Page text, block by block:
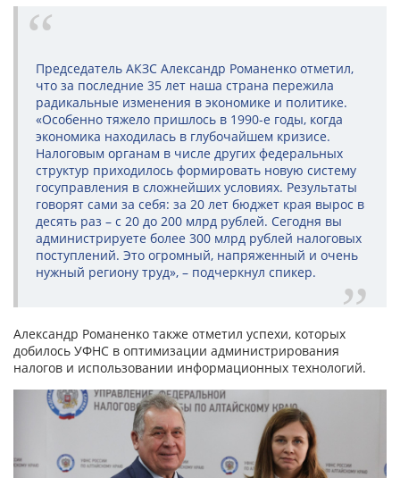
Председатель АКЗС Александр Романенко отметил,
что за последние 35 лет наша страна пережила
радикальные изменения в экономике и политике.
«Особенно тяжело пришлось в 1990-е годы, когда
экономика находилась в глубочайшем кризисе.
Налоговым органам в числе других федеральных
структур приходилось формировать новую систему
госуправления в сложнейших условиях. Результаты
говорят сами за себя: за 20 лет бюджет края вырос в
десять раз – с 20 до 200 млрд рублей. Сегодня вы
администрируете более 300 млрд рублей налоговых
поступлений. Это огромный, напряженный и очень
нужный региону труд», – подчеркнул спикер.
Александр Романенко также отметил успехи, которых
добилось УФНС в оптимизации администрирования
налогов и использовании информационных технологий.